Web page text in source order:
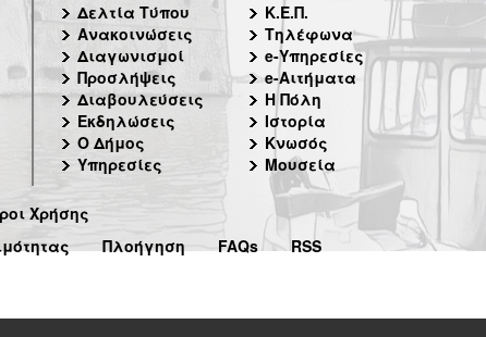
Δελτία Τύπου
Ανακοινώσεις
Διαγωνισμοί
Προσλήψεις
Διαβουλεύσεις
Εκδηλώσεις
Ο Δήμος
Υπηρεσίες
Κ.Ε.Π.
Τηλέφωνα
e-Υπηρεσίες
e-Αιτήματα
Η Πόλη
Ιστορία
Κνωσός
Μουσεία
Χρήσης
Πλοήγηση FAQs RSS